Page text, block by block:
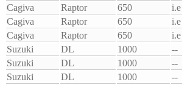
Cagiva
Raptor 650 i.e
Cagiva
Raptor 650 i.e
Cagiva
Raptor 650 i.e
Suzuki
DL 1000 --
Suzuki
DL 1000 --
Suzuki
DL 1000 --